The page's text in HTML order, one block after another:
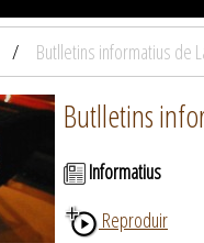
Butlletins informatius de
Butlletins
Informatius
Reproduir